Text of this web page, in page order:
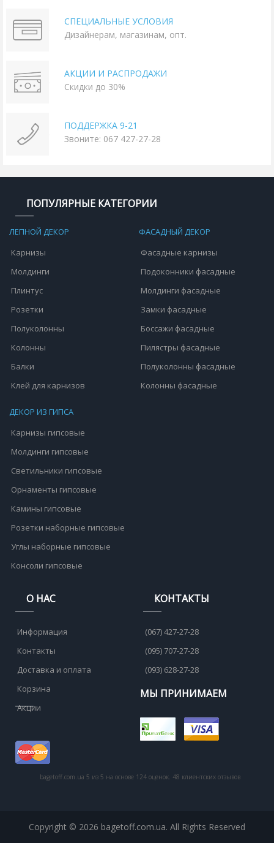
СПЕЦИАЛЬНЫЕ УСЛОВИЯ
Дизайнерам, магазинам, опт.
АКЦИИ И РАСПРОДАЖИ
Скидки до 30%
ПОДДЕРЖКА 9-21
Звоните: 067 427-27-28
ПОПУЛЯРНЫЕ КАТЕГОРИИ
ЛЕПНОЙ ДЕКОР
Карнизы
Молдинги
Плинтус
Розетки
Полуколонны
Колонны
Балки
Клей для карнизов
ФАСАДНЫЙ ДЕКОР
Фасадные карнизы
Подоконники фасадные
Молдинги фасадные
Замки фасадные
Боссажи фасадные
Пилястры фасадные
Полуколонны фасадные
Колонны фасадные
ДЕКОР ИЗ ГИПСА
Карнизы гипсовые
Молдинги гипсовые
Светильники гипсовые
Орнаменты гипсовые
Камины гипсовые
Розетки наборные гипсовые
Углы наборные гипсовые
Консоли гипсовые
О НАС
Информация
Контакты
Доставка и оплата
Корзина
Акции
КОНТАКТЫ
(067) 427-27-28
(095) 707-27-28
(093) 628-27-28
МЫ ПРИНИМАЕМ
bagetoff.com.ua 5 из 5 на основе 124 оценок. 48 клиентских отзывов
Copyright © 2026 bagetoff.com.ua. All Rights Reserved